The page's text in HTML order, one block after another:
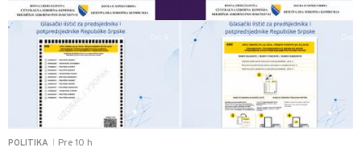
POLITIKA Pre 10 h